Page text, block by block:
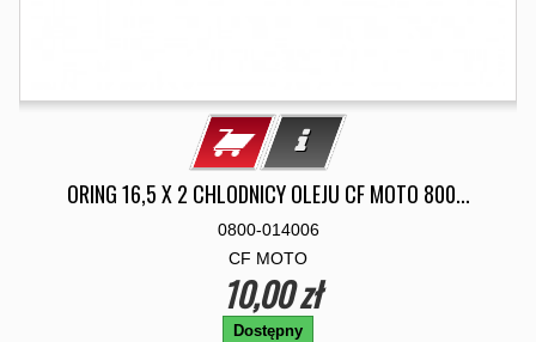
ORING 16,5 X 2 CHLODNICY OLEJU CF MOTO 800...
0800-014006
CF MOTO
10,00 zł
Dostępny